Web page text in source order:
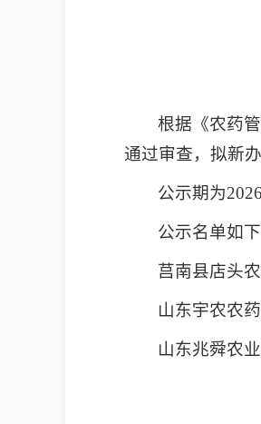
根据《农药
通过审查，拟新
公示期为
公示名单如下
莒南县店头
山东宇农农
山东兆舜农